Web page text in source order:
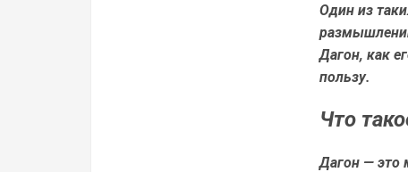
Один из
Дагон, как
пользу.
Что
Дагон — это